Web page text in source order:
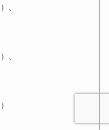
）、
）、
）